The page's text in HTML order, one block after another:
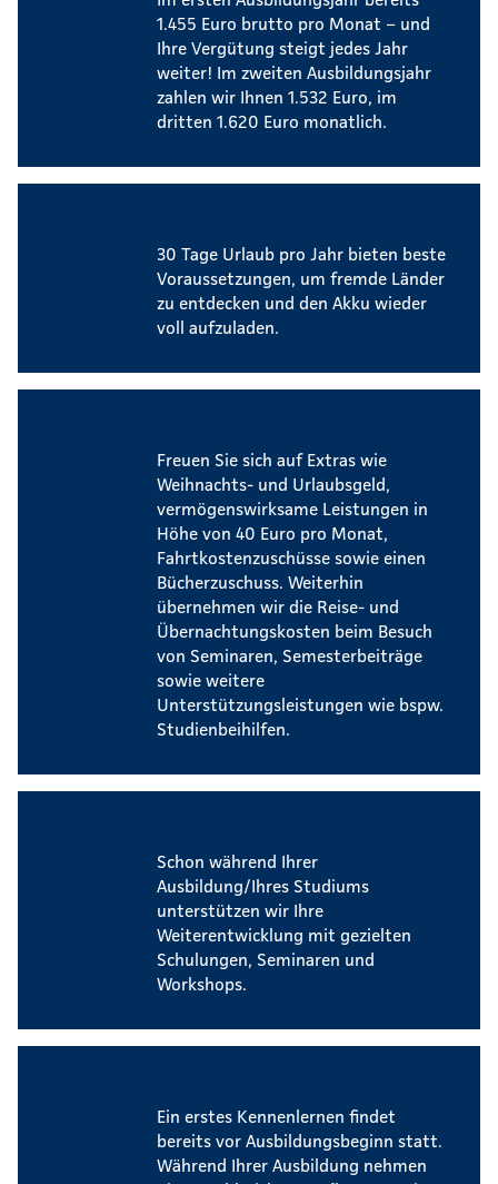
1.455 Euro brutto pro Monat – und
Ihre Vergütung steigt jedes Jahr
weiter! Im zweiten Ausbildungsjahr
zahlen wir Ihnen 1.532 Euro, im
dritten 1.620 Euro monatlich.
30 Tage Urlaub pro Jahr bieten beste
Voraussetzungen, um fremde Länder
zu entdecken und den Akku wieder
voll aufzuladen.
Freuen Sie sich auf Extras wie
Weihnachts- und Urlaubsgeld,
vermögenswirksame Leistungen in
Höhe von 40 Euro pro Monat,
Fahrtkostenzuschüsse sowie einen
Bücherzuschuss. Weiterhin
übernehmen wir die Reise- und
Übernachtungskosten beim Besuch
von Seminaren, Semesterbeiträge
sowie weitere
Unterstützungsleistungen wie bspw.
Studienbeihilfen.
Schon während Ihrer
Ausbildung/Ihres Studiums
unterstützen wir Ihre
Weiterentwicklung mit gezielten
Schulungen, Seminaren und
Workshops.
Ein erstes Kennenlernen findet
bereits vor Ausbildungsbeginn statt.
Während Ihrer Ausbildung nehmen